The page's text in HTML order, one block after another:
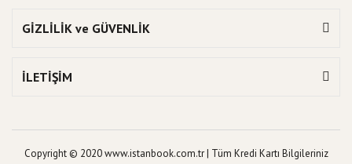
GİZLİLİK ve GÜVENLİK
İLETİŞİM
Copyright © 2020 www.istanbook.com.tr | Tüm Kredi Kartı Bilgileriniz